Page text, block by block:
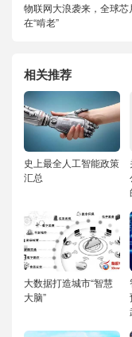
物联网大浪袭来，全球芯
在“啃老”
相关推荐
史上最全人工智能政策
汇总
大数据打造城市“智慧
大脑”